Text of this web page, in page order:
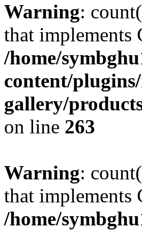
Warning:
that implements
/home/
content/
gallery/
on line 263
Warning:
that implements
/home/